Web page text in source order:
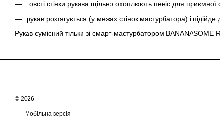
товсті стінки рукава щільно охоплюють пеніс для приємної
рукав розтягується (у межах стінок мастурбатора) і
Рукав сумісний тільки зі смарт-мастурбатором BANANASOME
© 2026
Мобільна версія